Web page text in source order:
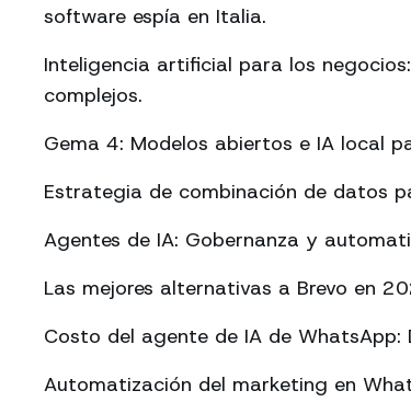
software espía en Italia.
Inteligencia artificial para los
complejos.
Gema 4: Modelos abiertos e IA local
Estrategia de combinación de datos
Agentes de IA: Gobernanza y
Las mejores alternativas a Brevo en
Costo del agente de IA de WhatsApp:
Automatización del marketing en